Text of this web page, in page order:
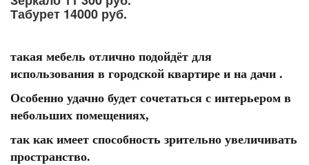
Табурет 14000 руб.
такая мебель отлично подойдёт для
использования в городской квартире и на дачи .
Особенно удачно будет сочетаться с интерьером в
небольших помещениях,
так как имеет способность зрительно увеличивать
пространство.